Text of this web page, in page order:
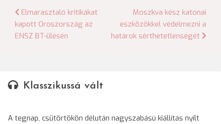
Bejegyzés
navigáció
Elmarasztaló kritikákat
kapott Oroszország az
ENSZ BT-ülésén
Moszkva kész katonai
eszközökkel védelmezni a
határok sérthetetlenségét
Klasszikussá vált
A tegnap, csütörtökön délután nagyszabású kiállítás nyílt